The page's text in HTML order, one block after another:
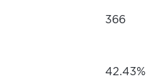
366
42.43%